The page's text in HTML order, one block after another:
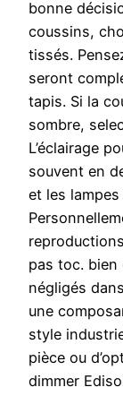
bonne
coussins,
tissés.
seront
tapis. Si la
sombre,
L’éclairage
souvent en
et les lampes
pas toc.
négligés
une
style
pièce ou
dimmer